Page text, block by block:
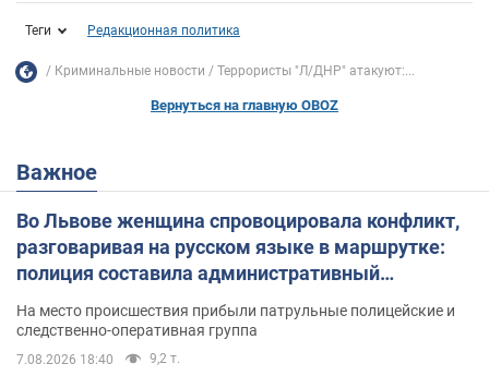
Теги Редакционная политика
Криминальные новости Террористы "Л/ДНР" атакуют:...
Вернуться на главную OBOZ
Важное
Во Львове женщина спровоцировала конфликт,
разговаривая на русском языке в маршрутке:
полиция составила административный
На место происшествия прибыли патрульные полицейские и
следственно-оперативная группа
7.08.2026 18:40 9,2 т.